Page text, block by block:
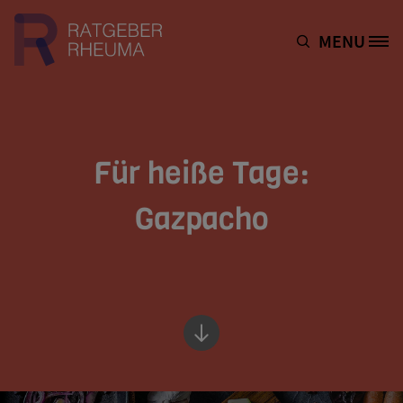
Site Logo MENU
Für heiße Tage:
Gazpacho